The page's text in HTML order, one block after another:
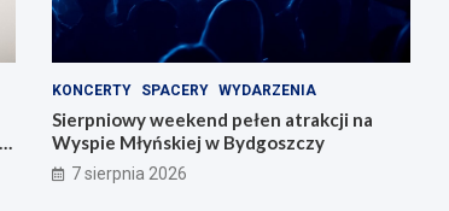
KONCERTY SPACERY WYDARZENIA
Sierpniowy weekend pełen atrakcji na
Wyspie Młyńskiej w Bydgoszczy
7 sierpnia 2026